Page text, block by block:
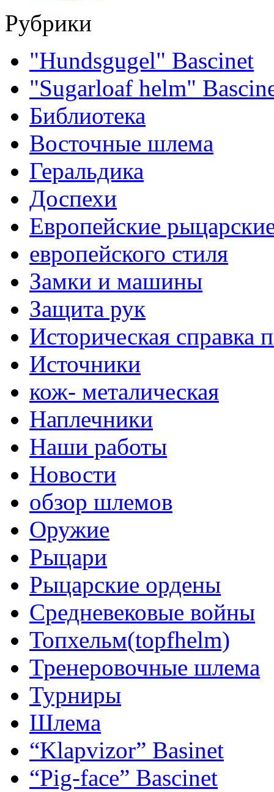
Рубрики
"Hundsgugel" Bascinet
"Sugarloaf helm"
Библиотека
Восточные шлема
Геральдика
Доспехи
Европейские
европейского стиля
Замки и машины
Защита рук
Историческая справка
Источники
кож- металическая
Наплечники
Наши работы
Новости
обзор шлемов
Оружие
Рыцари
Рыцарские ордены
Средневековые войны
Топхельм(topfhelm)
Тренеровочные шлема
Турниры
Шлема
“Klapvizor” Basinet
“Pig-face” Bascinet